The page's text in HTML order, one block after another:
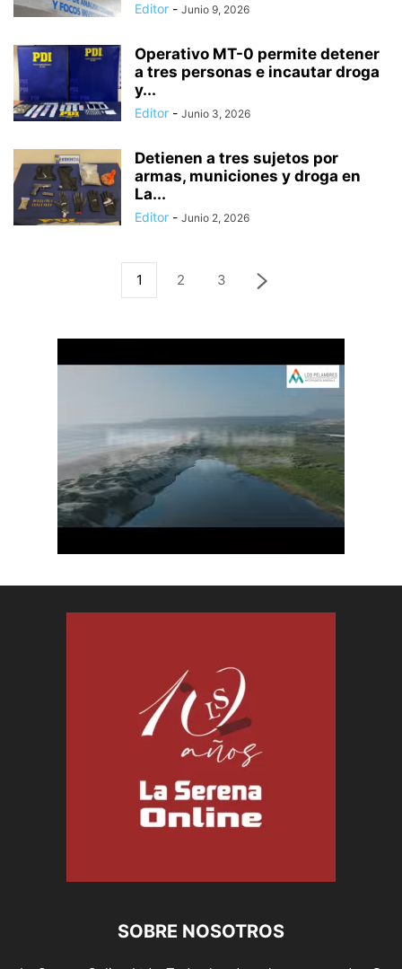
Editor - Junio 9, 2026
Operativo MT-0 permite detener
a tres personas e incautar droga
y...
Editor - Junio 3, 2026
Detienen a tres sujetos por
armas, municiones y droga en
La...
Editor - Junio 2, 2026
1 2 3
SOBRE NOSOTROS